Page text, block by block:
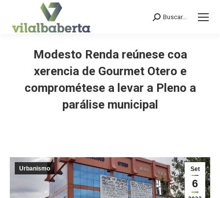
Search:
Buscar...
Modesto Renda reúnese coa
xerencia de Gourmet Otero e
comprométese a levar a Pleno a
parálise municipal
Set
6
Urbanismo